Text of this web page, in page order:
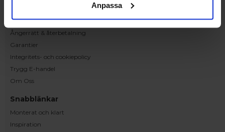
Anpassa
Betalnings & leveransvillkor
Ångerrätt & återbetalning
Garantier
Integritets- och cookiepolicy
Trygg E-handel
Om Oss
Snabblänkar
Monterat och klart
Inspiration